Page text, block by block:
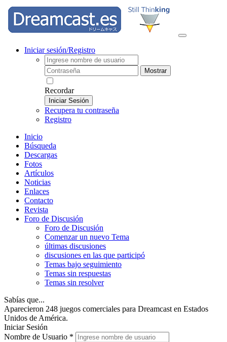
Iniciar sesión/Registro
Mostrar
Recordar
Iniciar Sesión
Recupera tu contraseña
Registro
Inicio
Búsqueda
Descargas
Fotos
Artículos
Noticias
Enlaces
Contacto
Revista
Foro de Discusión
Foro de Discusión
Comenzar un nuevo Tema
últimas discusiones
discusiones en las que participó
Temas bajo seguimiento
Temas sin respuestas
Temas sin resolver
Sabías que...
Aparecieron 248 juegos comerciales para Dreamcast en Estados
Unidos de América.
Iniciar Sesión
Nombre de Usuario *